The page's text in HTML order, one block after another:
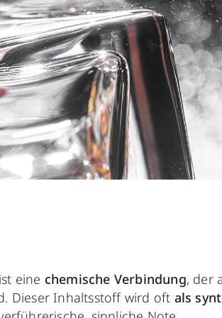
eine chemische Verbindung, der
Dieser Inhaltsstoff wird oft als